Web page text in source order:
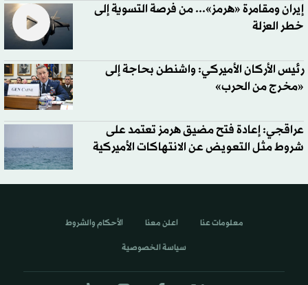
إيران ومقامرة «هرمز»... من فرصة التسوية إلى
خطر العزلة
رئيس الأركان الأميركي: واشنطن بحاجة إلى
«مخرج من الحرب»
عراقجي: إعادة فتح مضيق هرمز تعتمد على
شروط مثل التعويض عن الانتهاكات الأميركية
معلومات عنا اعلن معنا الأحكام والشروط
سياسة الخصوصية